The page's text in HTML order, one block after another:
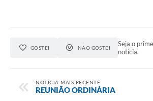
GOSTEI NÃO GOSTEI
Seja o
notícia.
NOTÍCIA MAIS RECENTE
REUNIÃO ORDINÁRIA